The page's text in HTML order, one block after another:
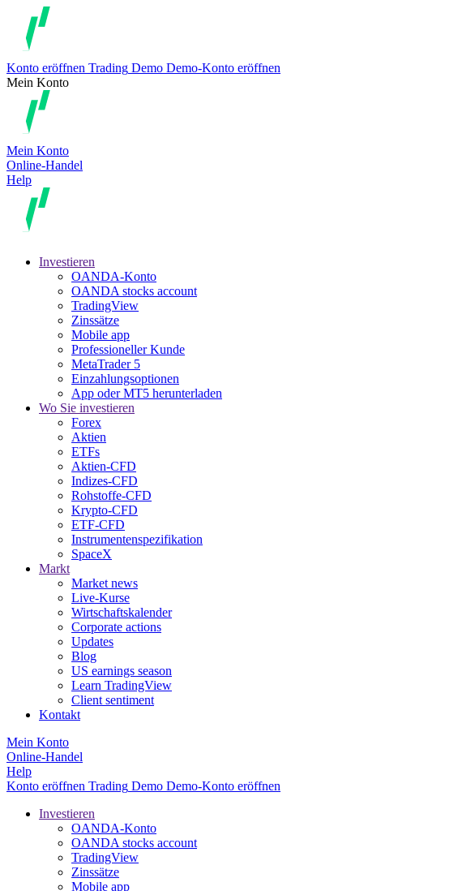
Konto eröffnen Trading Demo Demo-Konto eröffnen
Mein Konto
Mein Konto
Online-Handel
Help
Investieren
OANDA-Konto
OANDA stocks account
TradingView
Zinssätze
Mobile app
Professioneller Kunde
MetaTrader 5
Einzahlungsoptionen
App oder MT5 herunterladen
Wo Sie investieren
Forex
Aktien
ETFs
Aktien-CFD
Indizes-CFD
Rohstoffe-CFD
Krypto-CFD
ETF-CFD
Instrumentenspezifikation
SpaceX
Markt
Market news
Live-Kurse
Wirtschaftskalender
Corporate actions
Updates
Blog
US earnings season
Learn TradingView
Client sentiment
Kontakt
Mein Konto
Online-Handel
Help
Konto eröffnen Trading Demo Demo-Konto eröffnen
Investieren
OANDA-Konto
OANDA stocks account
TradingView
Zinssätze
Mobile app